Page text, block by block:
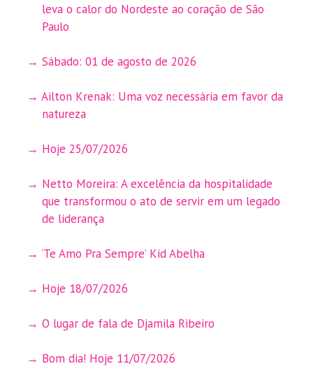
leva o calor do Nordeste ao coração de São
Paulo
Sábado: 01 de agosto de 2026
Ailton Krenak: Uma voz necessária em favor da
natureza
Hoje 25/07/2026
Netto Moreira: A excelência da hospitalidade
que transformou o ato de servir em um legado
de liderança
‘Te Amo Pra Sempre’ Kid Abelha
Hoje 18/07/2026
O lugar de fala de Djamila Ribeiro
Bom dia! Hoje 11/07/2026